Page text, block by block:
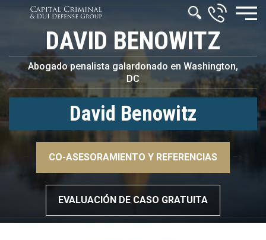
DAVID BENOWITZ
Abogado penalista galardonado en Washington,
DC
David Benowitz
CO-ASESORAMIENTO Y REFERENCIAS
EVALUACIÓN DE CASO GRATUITA